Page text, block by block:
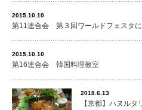
2015.10.10
第11連合会 第３回ワールドフェスタ
2015.10.10
第16連合会 韓国料理教室
2018.6.13
【京都】ハヌル